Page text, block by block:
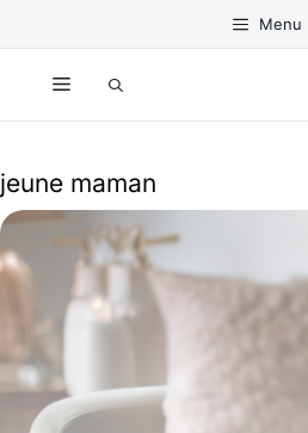
Menu
Menu
jeune maman